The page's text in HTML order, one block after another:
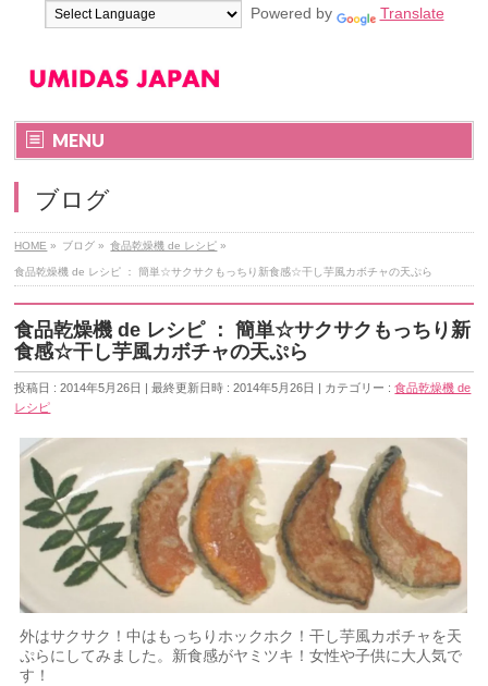
Powered by Translate
MENU
ブログ
HOME » ブログ » 食品乾燥機 de レシピ »
食品乾燥機 de レシピ ： 簡単☆サクサクもっちり新食感☆干し芋風カボチャの天ぷら
食品乾燥機 de レシピ ： 簡単☆サクサクもっちり新
食感☆干し芋風カボチャの天ぷら
投稿日 : 2014年5月26日 最終更新日時 : 2014年5月26日 カテゴリー :食品乾燥機 de
レシピ
外はサクサク！中はもっちりホックホク！干し芋風カボチャを天
ぷらにしてみました。新食感がヤミツキ！女性や子供に大人気で
す！